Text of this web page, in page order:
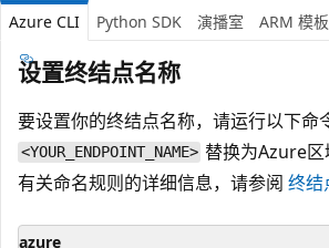
Azure CLI Python SDK 演播室 ARM 模板
设置终结点名称
要设置你的终结点名称，请运行以下命
<YOUR_ENDPOINT_NAME> 替换为Azure区
有关命名规则的详细信息，请参阅 终结
azure